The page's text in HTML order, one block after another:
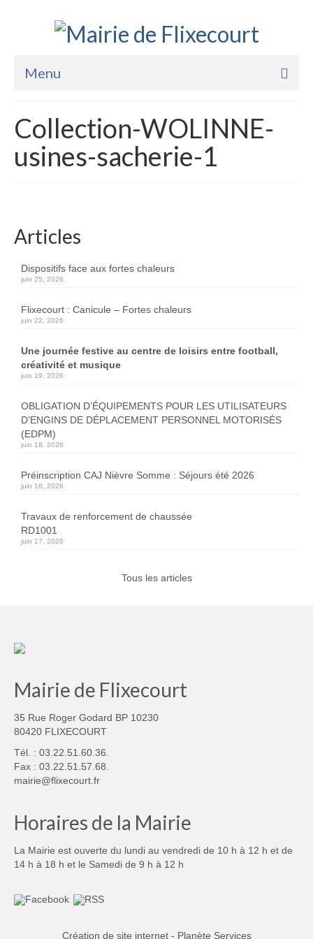
Menu
La Mairie
Vie Pratique
Collection-WOLINNE-
usines-sacherie-1
Articles
Dispositifs face aux fortes chaleurs
juin 25, 2026
Flixecourt : Canicule – Fortes chaleurs
juin 22, 2026
Une journée festive au centre de loisirs entre football,
créativité et musique
juin 19, 2026
OBLIGATION D’ÉQUIPEMENTS POUR LES UTILISATEURS
D’ENGINS DE DÉPLACEMENT PERSONNEL MOTORISÉS
(EDPM)
juin 18, 2026
Préinscription CAJ Nièvre Somme : Séjours été 2026
juin 18, 2026
Travaux de renforcement de chaussée
RD1001
juin 17, 2026
Tous les articles
Mairie de Flixecourt
35 Rue Roger Godard BP 10230
80420 FLIXECOURT
Tél. : 03.22.51.60.36.
Fax : 03.22.51.57.68.
mairie@flixecourt.fr
Horaires de la Mairie
La Mairie est ouverte du lundi au vendredi de 10 h à 12 h et de
14 h à 18 h et le Samedi de 9 h à 12 h
Création de site internet - Planète Services